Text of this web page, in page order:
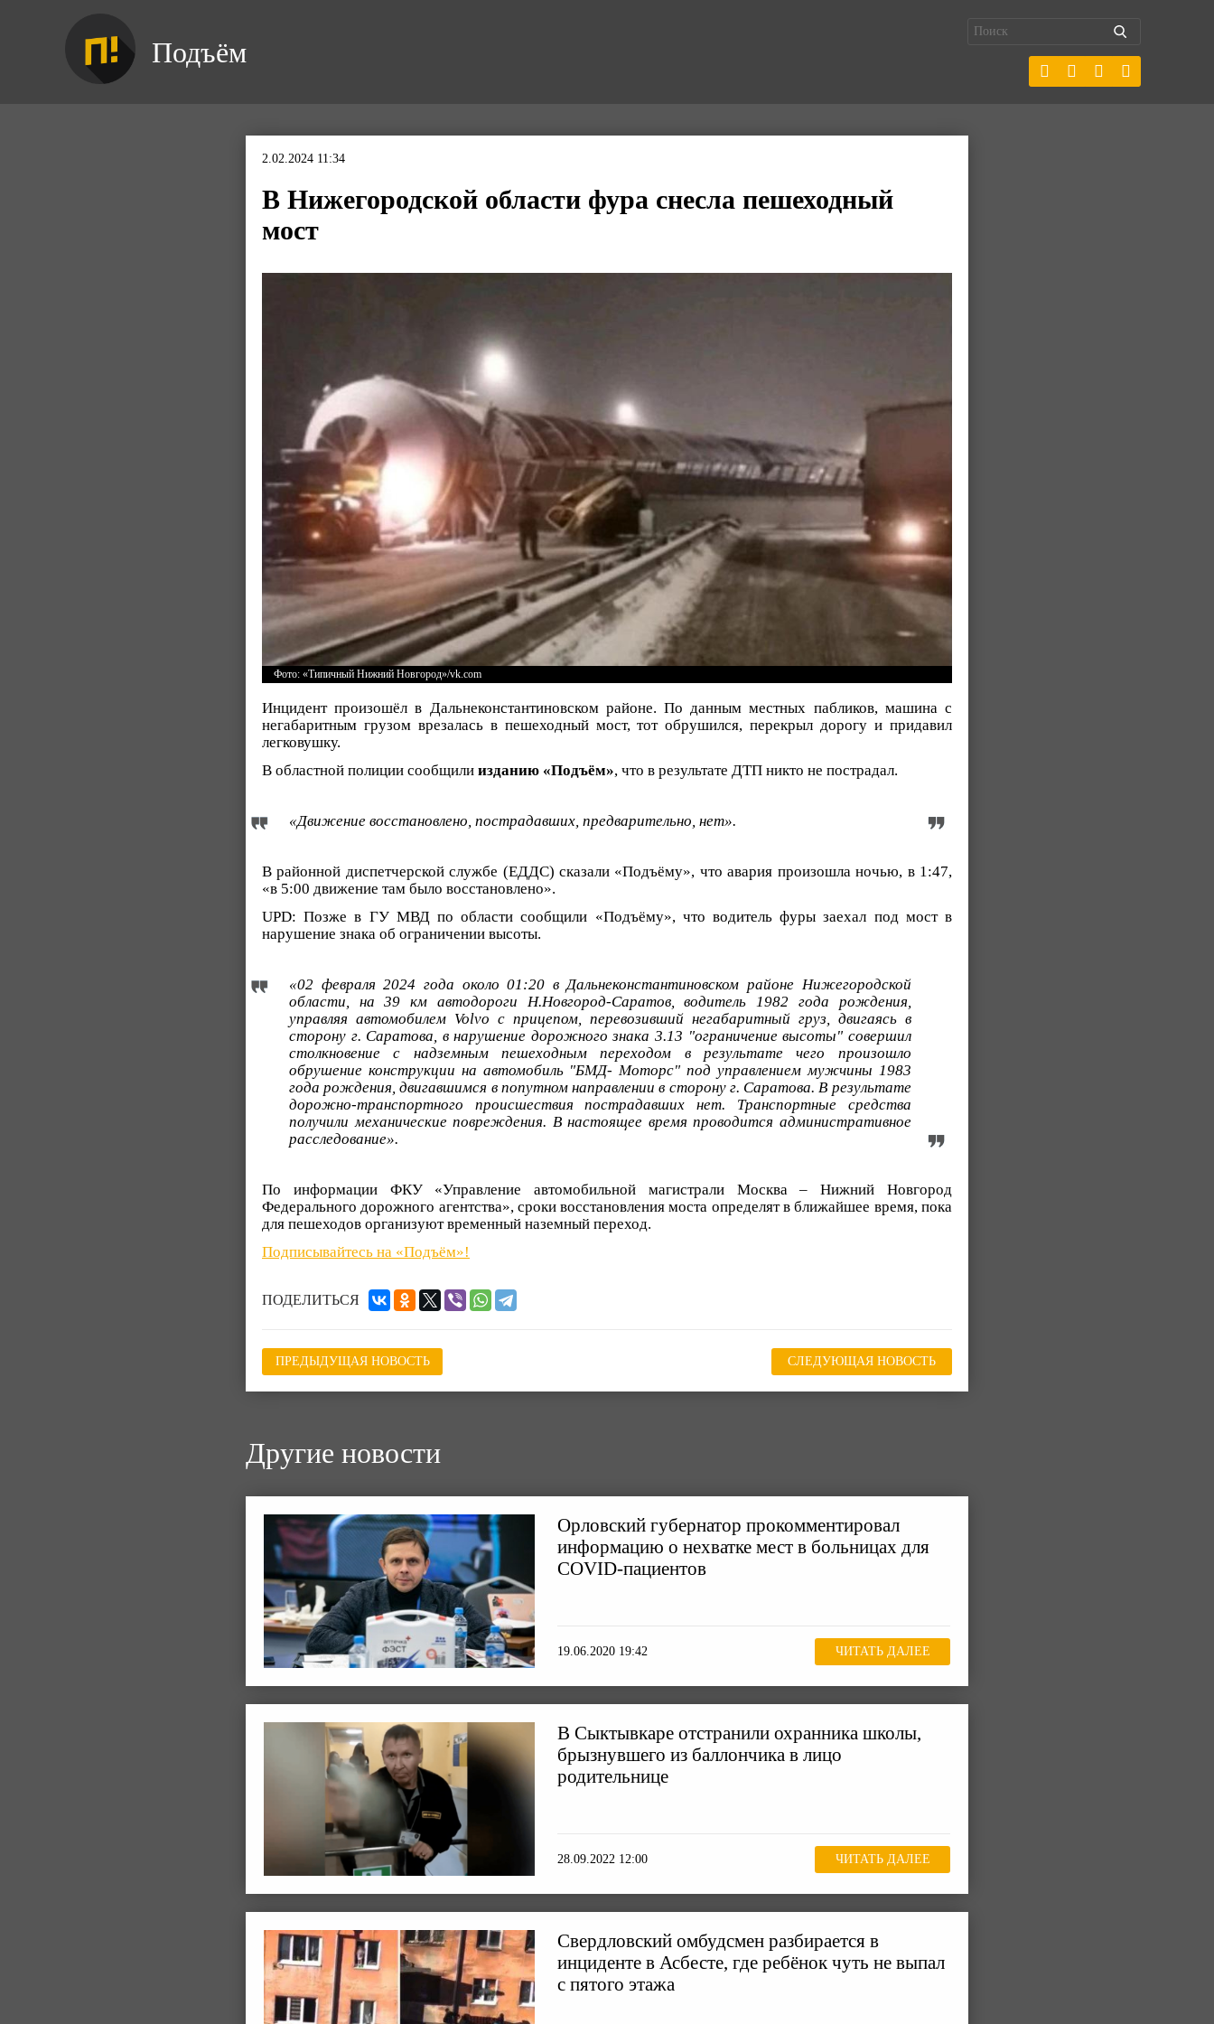
Подъём
2.02.2024 11:34
В Нижегородской области фура снесла пешеходный
мост
Фото: «Типичный Нижний Новгород»/vk.com
Инцидент произошёл в Дальнеконстантиновском районе. По данным местных пабликов, машина с
негабаритным грузом врезалась в пешеходный мост, тот обрушился, перекрыл дорогу и придавил
легковушку.
В областной полиции сообщили изданию «Подъём», что в результате ДТП никто не пострадал.
«Движение восстановлено, пострадавших, предварительно, нет».
В районной диспетчерской службе (ЕДДС) сказали «Подъёму», что авария произошла ночью, в 1:47,
«в 5:00 движение там было восстановлено».
UPD: Позже в ГУ МВД по области сообщили «Подъёму», что водитель фуры заехал под мост в
нарушение знака об ограничении высоты.
«02 февраля 2024 года около 01:20 в Дальнеконстантиновском районе Нижегородской
области, на 39 км автодороги Н.Новгород-Саратов, водитель 1982 года рождения,
управляя автомобилем Volvo с прицепом, перевозивший негабаритный груз, двигаясь в
сторону г. Саратова, в нарушение дорожного знака 3.13 "ограничение высоты" совершил
столкновение с надземным пешеходным переходом в результате чего произошло
обрушение конструкции на автомобиль "БМД- Моторс" под управлением мужчины 1983
года рождения, двигавшимся в попутном направлении в сторону г. Саратова. В результате
дорожно-транспортного происшествия пострадавших нет. Транспортные средства
получили механические повреждения. В настоящее время проводится административное
расследование».
По информации ФКУ «Управление автомобильной магистрали Москва – Нижний Новгород
Федерального дорожного агентства», сроки восстановления моста определят в ближайшее время, пока
для пешеходов организуют временный наземный переход.
Подписывайтесь на «Подъём»!
ПОДЕЛИТЬСЯ
ПРЕДЫДУЩАЯ НОВОСТЬ СЛЕДУЮЩАЯ НОВОСТЬ
Другие новости
Орловский губернатор прокомментировал
информацию о нехватке мест в больницах для
COVID-пациентов
19.06.2020 19:42 ЧИТАТЬ ДАЛЕЕ
В Сыктывкаре отстранили охранника школы,
брызнувшего из баллончика в лицо
родительнице
28.09.2022 12:00 ЧИТАТЬ ДАЛЕЕ
Свердловский омбудсмен разбирается в
инциденте в Асбесте, где ребёнок чуть не выпал
с пятого этажа